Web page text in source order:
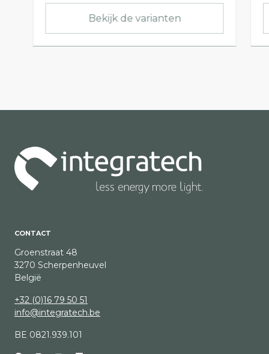
Bekijk de varianten
CONTACT
Groenstraat 48
3270 Scherpenheuvel
België
+32 (0)16 79 50 51
info@integratech.be
BE 0821.939.101